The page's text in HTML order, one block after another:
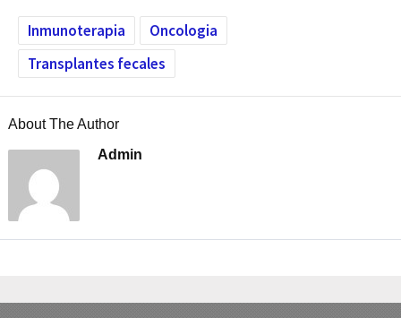
Inmunoterapia
Oncologia
Transplantes fecales
About The Author
Admin